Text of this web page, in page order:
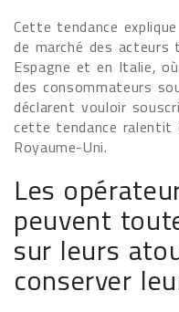
Cette tendance
de marché des acteurs
Espagne et en Italie,
des consommateurs
déclarent vouloir
cette tendance ralentit
Royaume-Uni.
Les
peuvent
sur leurs
conserver